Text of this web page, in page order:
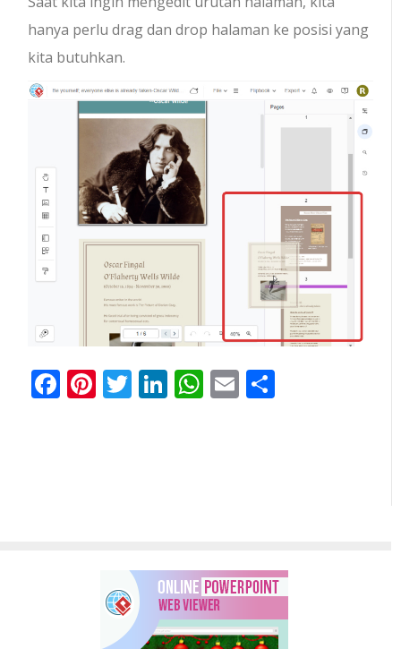
hanya perlu drag dan drop halaman ke posisi yang
kita butuhkan.
Facebook
Pinterest
Twitter
LinkedIn
WhatsApp
Email